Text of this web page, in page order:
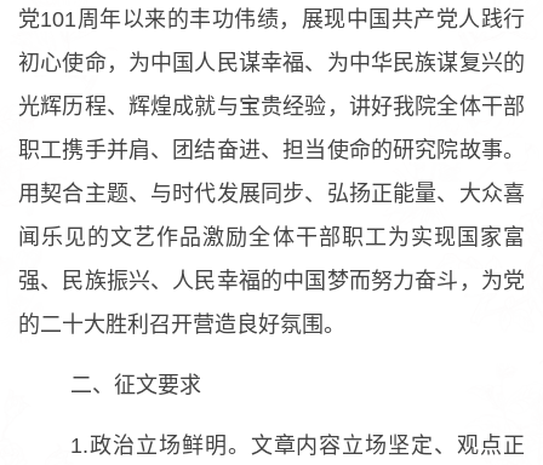
党101周年以来的丰功伟绩，展现中国共产党人践行
初心使命，为中国人民谋幸福、为中华民族谋复兴的
光辉历程、辉煌成就与宝贵经验，讲好我院全体干部
职工携手并肩、团结奋进、担当使命的研究院故事。
用契合主题、与时代发展同步、弘扬正能量、大众喜
闻乐见的文艺作品激励全体干部职工为实现国家富
强、民族振兴、人民幸福的中国梦而努力奋斗，为党
的二十大胜利召开营造良好氛围。
二、征文要求
1.政治立场鲜明。文章内容立场坚定、观点正